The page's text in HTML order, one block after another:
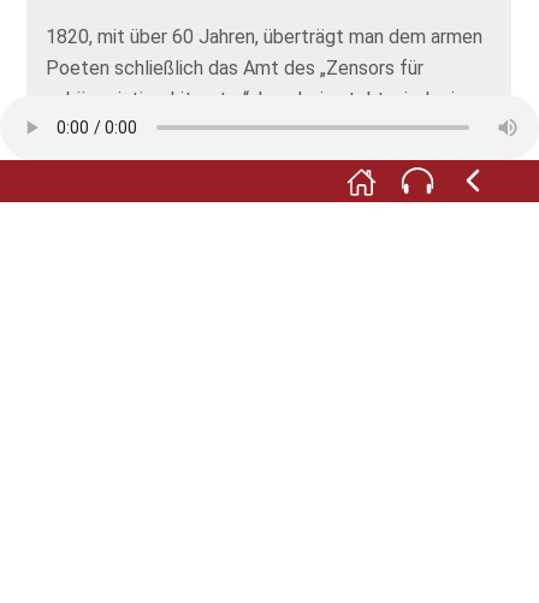
1820, mit über 60 Jahren, überträgt man dem armen
Poeten schließlich das Amt des „Zensors für
schöngeistige Literatur“. Langbein steht wieder in
Lohn und Brot. Angeblich soll er sogar eigene
Jugendwerke auf den Index gesetzt und aus den
Katalogen der Leihbibliotheken gestrichen haben.